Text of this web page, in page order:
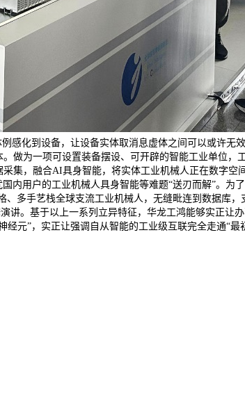
感化到设备，让设备实体取消息虚体之间可以或许无
做为一项可设置装备摆设、可开辟的智能工业单位，
集，融合AI具身智能，将实体工业机械人正在数字空
用户的工业机械人具身智能等难题“送刃而解”。为
多手艺栈全球支流工业机械人，无缝毗连到数据库
。基于以上一系列立异特征，华龙工鸿能够实正让
元”，实正让强调自从智能的工业级互联完全走通“最